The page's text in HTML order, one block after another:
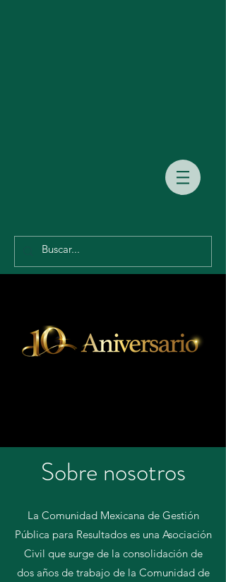
Sobre nosotros
La Comunidad Mexicana de Gestión
Pública para Resultados es una Asociación
Civil que surge de la consolidación de
dos años de trabajo de la Comunidad de